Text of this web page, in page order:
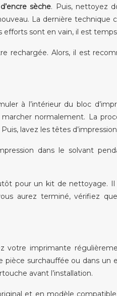
sèche. Puis, nettoyez
La dernière technique
efforts sont en vain, il est
rechargée. Alors, il est
à l’intérieur du bloc
normalement. La
lavez les têtes
dans le solvant
pour un kit de nettoyage.
aurez terminé, vérifiez
votre imprimante
surchauffée ou dans un
avant l’installation.
et en modèle